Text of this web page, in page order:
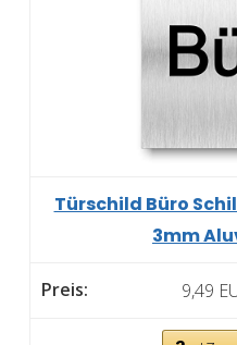
Türschild Büro
3mm
9,49